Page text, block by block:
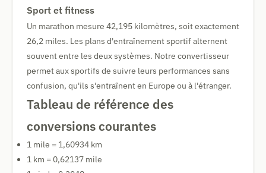
Sport et fitness
Un marathon mesure 42,195 kilomètres, soit exactement
26,2 miles. Les plans d'entraînement sportif alternent
souvent entre les deux systèmes. Notre convertisseur
permet aux sportifs de suivre leurs performances sans
confusion, qu'ils s'entraînent en Europe ou à l'étranger.
Tableau de référence des
conversions courantes
1 mile = 1,60934 km
1 km = 0,62137 mile